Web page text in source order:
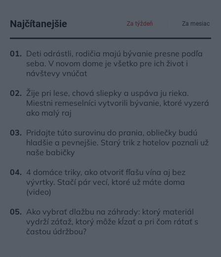
Najčítanejšie Za týždeň Za mesiac
Deti odrástli, rodičia majú bývanie presne podľa
seba. V novom dome je všetko pre ich život i
návštevy vnúčat
Žije pri lese, chová sliepky a uspáva ju rieka.
Miestni remeselníci vytvorili bývanie, ktoré vyzerá
ako malý raj
Pridajte túto surovinu do prania, obliečky budú
hladšie a pevnejšie. Starý trik z hotelov poznali už
naše babičky
4 domáce triky, ako otvoriť fľašu vína aj bez
vývrtky. Stačí pár vecí, ktoré už máte doma
(video)
Ako vybrať dlažbu na záhrady: ktorý materiál
vydrží záťaž, ktorý môže kĺzať a pri čom rátať s
častou údržbou?